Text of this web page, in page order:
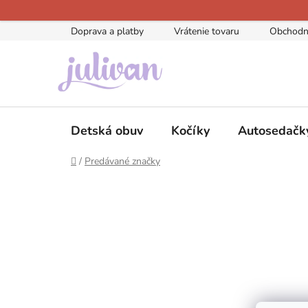
na
Doprava a platby Vrátenie tovaru
Detská obuv Kočíky
Domov
/ Predávané značky